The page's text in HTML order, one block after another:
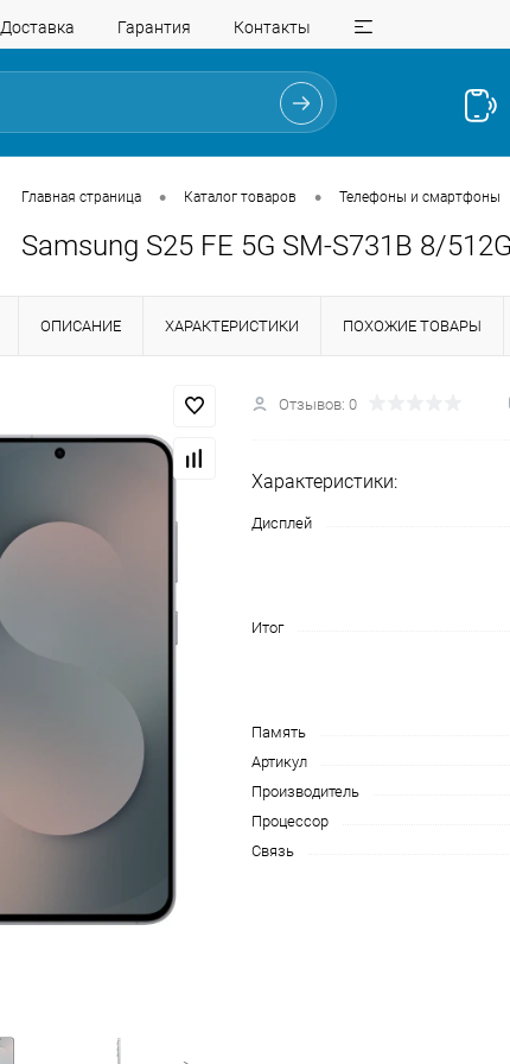
Доставка Гарантия Контакты
Главная страница • Каталог товаров • Телефоны и смартфоны
Samsung S25 FE 5G SM-S731B 8/
ОПИСАНИЕ ХАРАКТЕРИСТИКИ ПОХОЖИЕ ТОВАРЫ
Отзывов: 0
Характеристики:
Дисплей
Итог
Память
Артикул
Производитель
Процессор
Связь
Для клиентов всех банков
Разбейтеоплату